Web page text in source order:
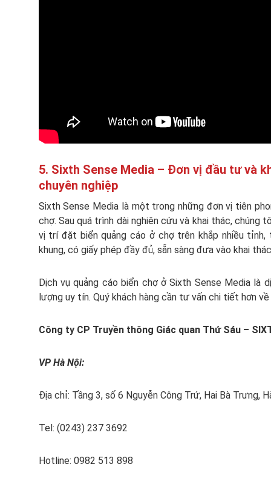
5. Sixth Sense Media – Đơn vị đầu tư và
chuyên nghiệp
Sixth Sense Media là một trong những đơn vị tiên
chợ. Sau quá trình dài nghiên cứu và khai thác, chúng
vị trí đặt biển quảng cáo ở chợ trên khắp nhiều
khung, có giấy phép đầy đủ, sẵn sàng đưa vào khai
Dịch vụ quảng cáo biển chợ ở Sixth Sense Media
lượng uy tín. Quý khách hàng cần tư vấn chi tiết hơn
Công ty CP Truyền thông Giác quan Thứ Sáu –
VP Hà Nội:
Địa chỉ: Tầng 3, số 6 Nguyễn Công Trứ, Hai Bà Trưng,
Tel: (0243) 237 3692
Hotline: 0982 513 898